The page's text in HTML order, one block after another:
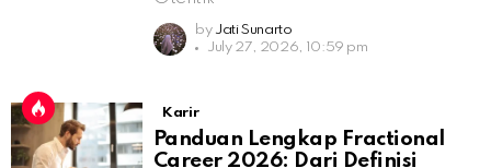
by Jati Sunarto
July 27, 2026, 10:59 pm
Karir
Panduan Lengkap Fractional
Career 2026: Dari Definisi